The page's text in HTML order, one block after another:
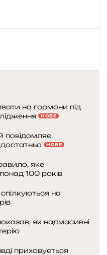
на гормони під
НОВЕ
повідомляє
НОВЕ
яке
100 років
на
як надмасивні
приховується